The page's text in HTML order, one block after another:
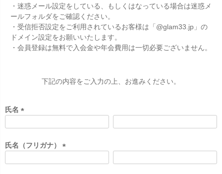
・迷惑メール設定をしている、もしくはなっている場合は迷惑メ
ールフォルダをご確認ください。
・受信拒否設定をご利用されているお客様は「@glam33.jp」の
ドメイン設定をお願いいたします。
・会員登録は無料で入会金や年会費用は一切必要ございません。
下記の内容をご入力の上、お進みください。
氏名
須
)
氏名（フリガナ）